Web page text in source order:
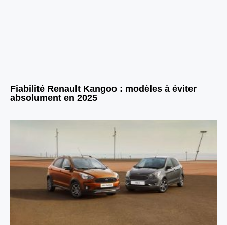
Fiabilité Renault Kangoo : modèles à éviter
absolument en 2025